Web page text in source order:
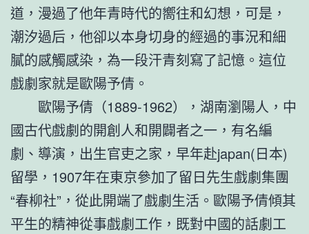
道，漫過了他年青時代的嚮往和幻想，可是，
潮汐過后，他卻以本身切身的經過的事況和細
膩的感觸感染，為一段汗青刻寫了記憶。這位
戲劇家就是歐陽予倩。
歐陽予倩（1889-1962），湖南瀏陽人，中
國古代戲劇的開創人和開闢者之一，有名編
劇、導演，出生官吏之家，早年赴japan(日本)
留學，1907年在東京參加了留日先生戲劇集團
“春柳社”，從此開端了戲劇生活。歐陽予倩傾其
平生的精神從事戲劇工作，既對中國的話劇工